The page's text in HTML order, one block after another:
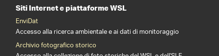
Siti Internet e piattaforme WSL
EnviDat
Accesso alla ricerca ambientale e ai dati di monitoraggio
Archivio fotografico storico